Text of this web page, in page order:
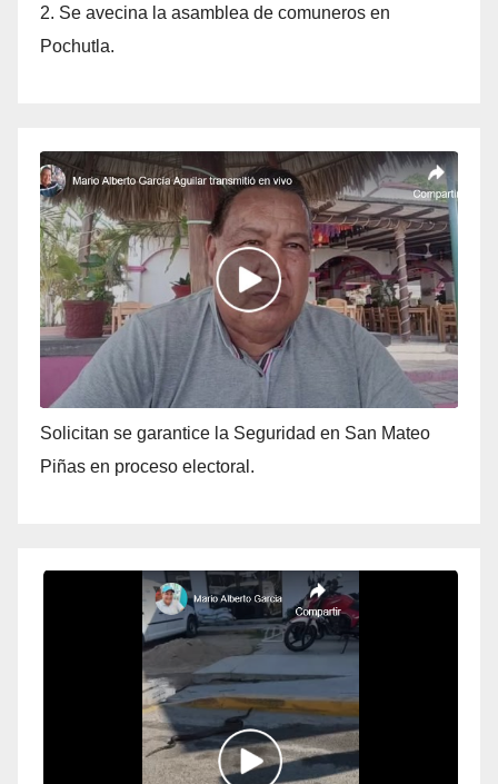
2. Se avecina la asamblea de comuneros en
Pochutla.
Solicitan se garantice la Seguridad en San Mateo
Piñas en proceso electoral.